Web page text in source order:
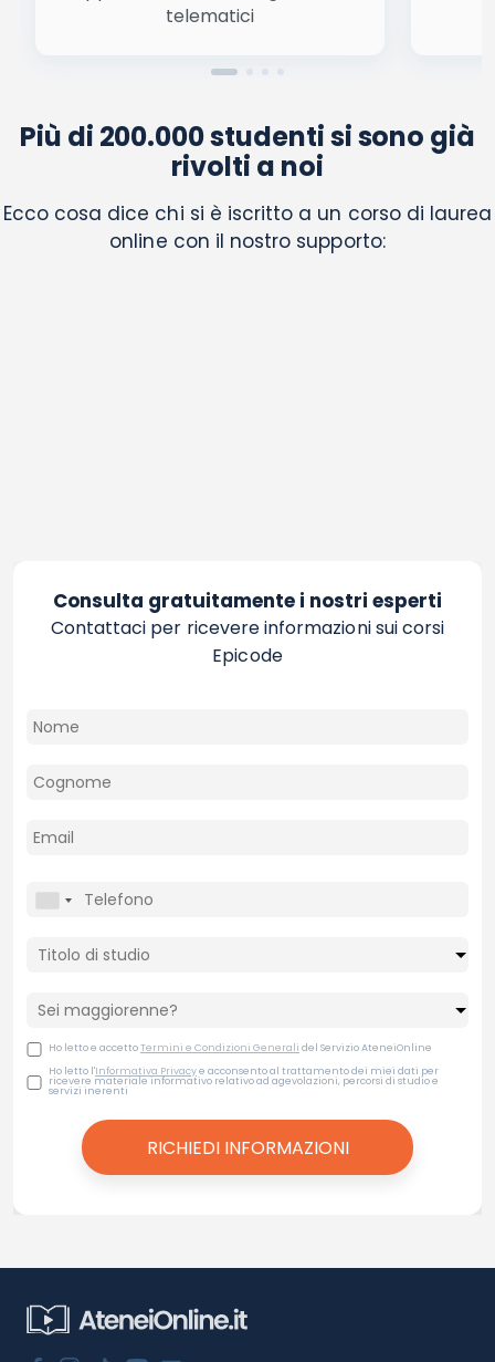
telematici
Più di 200.000 studenti si sono già
rivolti a noi
Ecco cosa dice chi si è iscritto a un corso di laurea
online con il nostro supporto:
Consulta gratuitamente i nostri esperti
Contattaci per ricevere informazioni sui corsi
Epicode
Ho letto e accettoTermini e Condizioni Generali del Servizio AteneiOnline
Ho letto l'Informativa Privacye acconsento al trattamento dei miei dati per
ricevere materiale informativo relativo ad agevolazioni, percorsi di studio e
servizi inerenti